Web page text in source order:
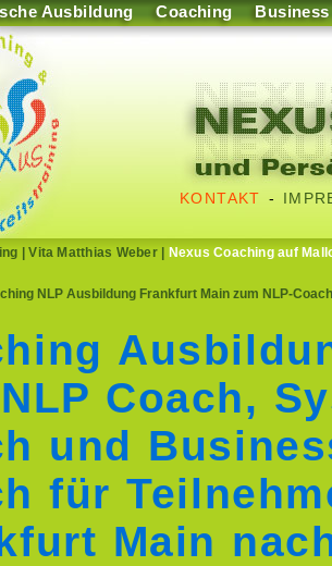
Ausbildung Coaching Business
KONTAKT -
|Vita Matthias Weber| Nexus Coaching auf
NLP Ausbildung Frankfurt Main zum NLP-
Coach,
und
für
Main